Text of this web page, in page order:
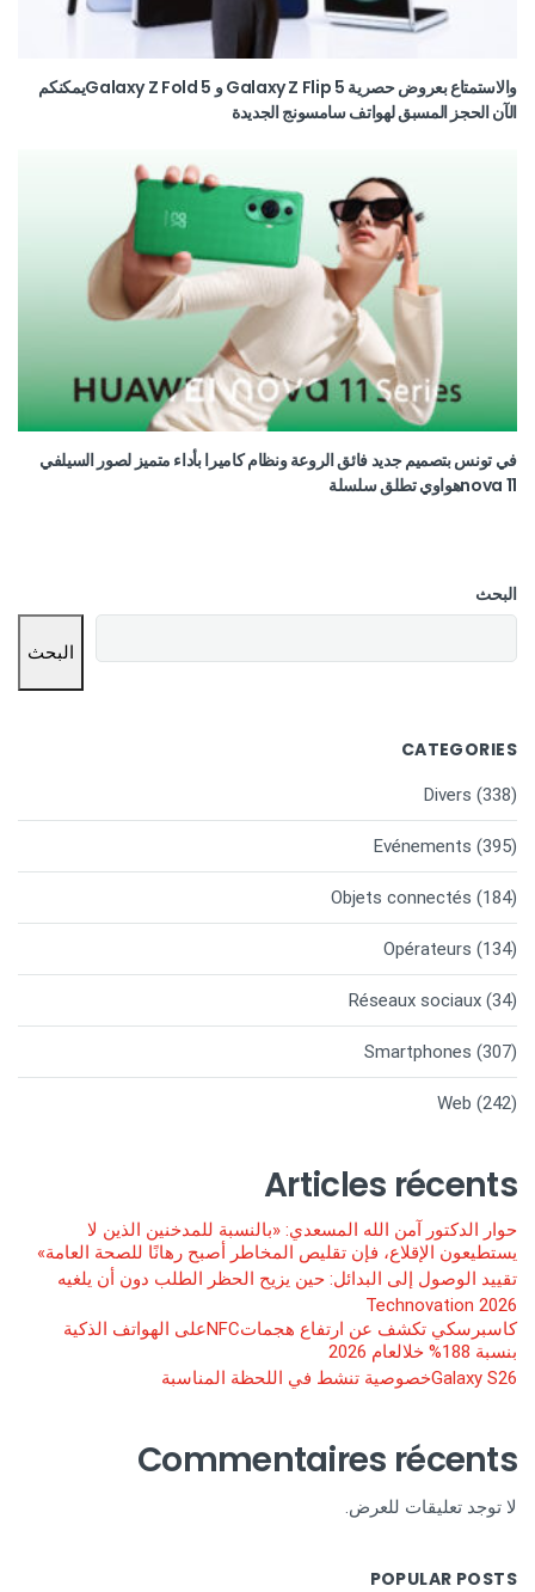
والاستمتاع بعروض حصرية Galaxy Z Flip 5 و Galaxy Z Fold 5يمكنكم
الآن الحجز المسبق لهواتف سامسونج الجديدة
في تونس بتصميم جديد فائق الروعة ونظام كاميرا بأداء متميز لصور السيلفي
nova 11هواوي تطلق سلسلة
البحث
البحث
CATEGORIES
Divers (338)
Evénements (395)
Objets connectés (184)
Opérateurs (134)
Réseaux sociaux (34)
Smartphones (307)
Web (242)
Articles récents
حوار الدكتور آمن الله المسعدي: «بالنسبة للمدخنين الذين لا
يستطيعون الإقلاع، فإن تقليص المخاطر أصبح رهانًا للصحة العامة»
تقييد الوصول إلى البدائل: حين يزيح الحظر الطلب دون أن يلغيه
Technovation 2026
كاسبرسكي تكشف عن ارتفاع هجماتNFCعلى الهواتف الذكية
بنسبة 188% خلالعام 2026
Galaxy S26خصوصية تنشط في اللحظة المناسبة
Commentaires récents
لا توجد تعليقات للعرض.
POPULAR POSTS